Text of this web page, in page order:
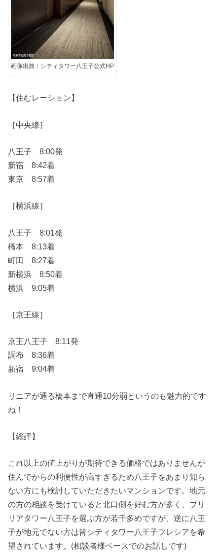
画像出典：シティタワー八王子公式HP
【住むレーション】
［中央線］
八王子 8:00発
新宿 8:42着
東京 8:57着
［横浜線］
八王子 8:01発
橋本 8:13着
町田 8:27着
新横浜 8:50着
横浜 9:05着
［京王線］
京王八王子 8:11発
調布 8:36着
新宿 9:04着
リニアが通る橋本まで直通10分弱というのも魅力的です
ね！
【総評】
これ以上の値上がりが期待できる価格ではありませんが
住んでからの利便性が高すぎるため八王子をあまり知ら
ない方にも検討していただきたいマンションです。地元
の方の相談を受けていると北口側を好む方が多く、ブリ
リアタワー八王子を選ぶ方が若干多めですが、逆に八王
子が地元でない方は皆シティタワー八王子フレシアを希
望されています。(相談者様ベースでのお話しです)